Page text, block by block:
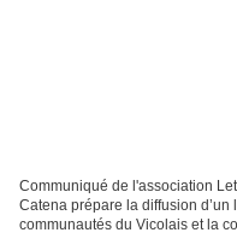
Communiqué de l'association
Catena prépare la diffusion
communautés du Vicolais et la